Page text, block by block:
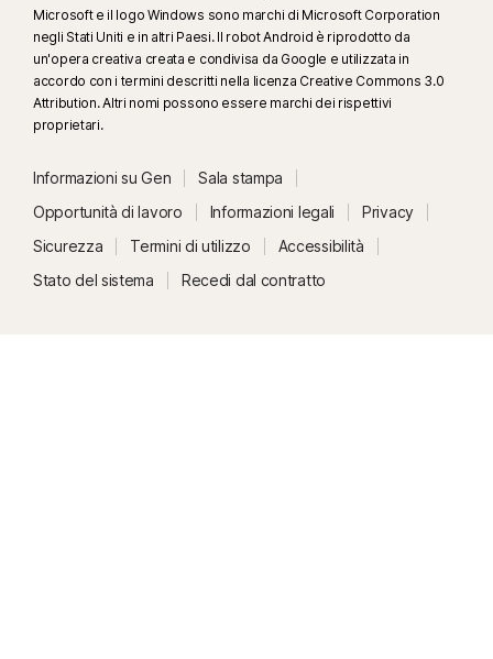
Microsoft e il logo Windows sono marchi di Microsoft Corporation
negli Stati Uniti e in altri Paesi. Il robot Android è riprodotto da
un'opera creativa creata e condivisa da Google e utilizzata in
accordo con i termini descritti nella licenza Creative Commons 3.0
Attribution. Altri nomi possono essere marchi dei rispettivi
proprietari.
Informazioni su Gen
Sala stampa
Opportunità di lavoro
Informazioni legali
Privacy
Sicurezza
Termini di utilizzo
Accessibilità
Stato del sistema
Recedi dal contratto